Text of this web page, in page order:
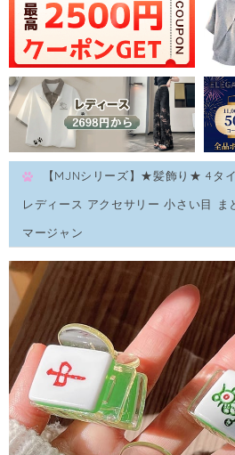
【MJNシリーズ】★髪飾り★ 4タ
レディース アクセサリー 小さい目 ま
マージャン